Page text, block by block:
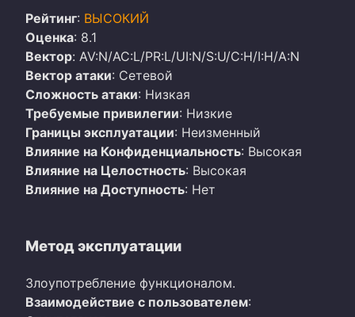
Рейтинг: ВЫСОКИЙ
Оценка: 8.1
Вектор: AV:N/AC:L/PR:L/UI:N/S:U/C:H/I:H/A:N
Вектор атаки: Сетевой
Сложность атаки: Низкая
Требуемые привилегии: Низкие
Границы эксплуатации: Неизменный
Влияние на Конфиденциальность: Высокая
Влияние на Целостность: Высокая
Влияние на Доступность: Нет
Метод эксплуатации
Злоупотребление функционалом.
Взаимодействие с пользователем: